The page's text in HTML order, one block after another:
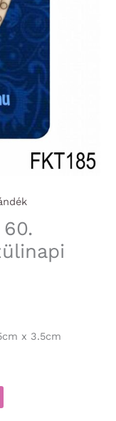
x 3.5cm